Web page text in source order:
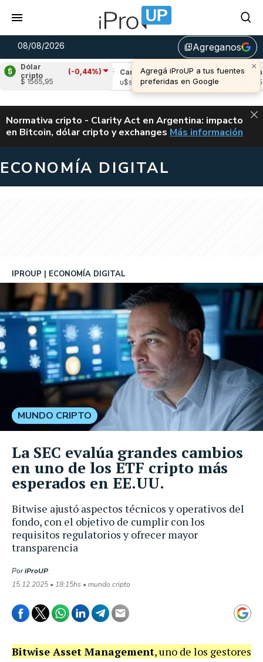
08/08/2026 library_addAgreganos
×
Agregá iProUP a tus fuentes
preferidas en Google
Dólar
cripto
(-0,44%)
$ 1565,95
(0,60%)
Cardano
(-1,48%)
u$s 0,20
Avalanche
ALERTA
Normativa cripto - Clarity Act en Argentina: impacto
en Bitcoin, dólar cripto y exchanges CLARITY ACT EN
Más información
ECONOMÍA DIGITAL
Bitwise ajustó aspectos técnicos y operativos del
fondo, con el objetivo de cumplir con los
requisitos regulatorios y ofrecer mayor
transparencia
IPROUP ECONOMÍA DIGITAL
PoriProUP
15.12.2025 • 18:15hs • mundo cripto
MUNDO CRIPTO
La SEC evalúa grandes cambios
en uno de los ETF cripto más
esperados en EE.UU.
Bitwise Asset Management, uno de los gestores